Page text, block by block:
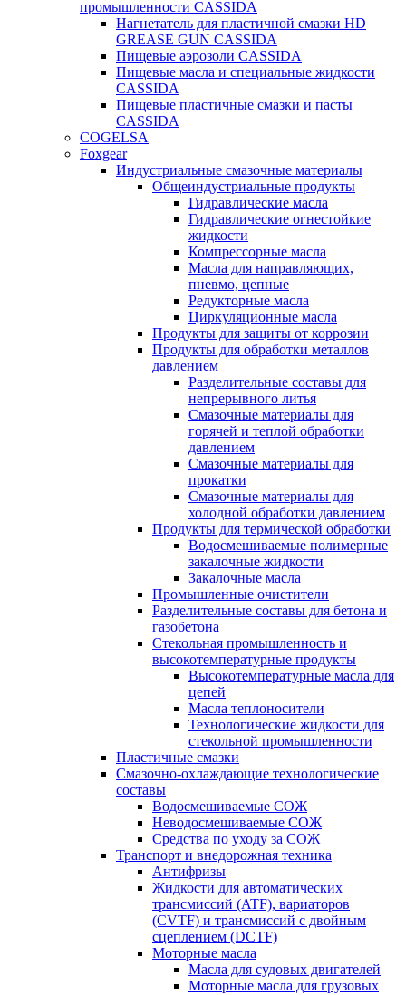
промышленности CASSIDA
Нагнетатель для пластичной смазки HD
GREASE GUN CASSIDA
Пищевые аэрозоли CASSIDA
Пищевые масла и специальные жидкости
CASSIDA
Пищевые пластичные смазки и пасты
CASSIDA
COGELSA
Foxgear
Индустриальные смазочные материалы
Общеиндустриальные продукты
Гидравлические масла
Гидравлические огнестойкие
жидкости
Компрессорные масла
Масла для направляющих,
пневмо, цепные
Редукторные масла
Циркуляционные масла
Продукты для защиты от коррозии
Продукты для обработки металлов
давлением
Разделительные составы для
непрерывного литья
Смазочные материалы для
горячей и теплой обработки
давлением
Смазочные материалы для
прокатки
Смазочные материалы для
холодной обработки давлением
Продукты для термической обработки
Водосмешиваемые полимерные
закалочные жидкости
Закалочные масла
Промышленные очистители
Разделительные составы для бетона и
газобетона
Стекольная промышленность и
высокотемпературные продукты
Высокотемпературные масла для
цепей
Масла теплоносители
Технологические жидкости для
стекольной промышленности
Пластичные смазки
Смазочно-охлаждающие технологические
составы
Водосмешиваемые СОЖ
Неводосмешиваемые СОЖ
Средства по уходу за СОЖ
Транспорт и внедорожная техника
Антифризы
Жидкости для автоматических
трансмиссий (ATF), вариаторов
(CVTF) и трансмиссий с двойным
сцеплением (DCTF)
Моторные масла
Масла для судовых двигателей
Моторные масла для грузовых